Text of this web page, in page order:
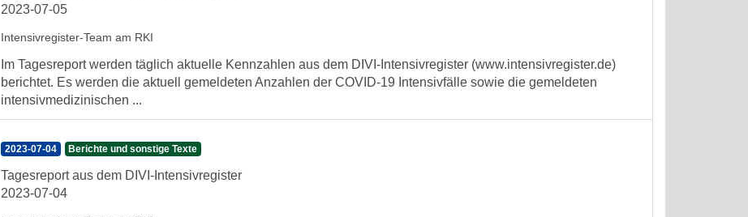
2023-07-05
Intensivregister-Team am RKI
Im Tagesreport werden täglich aktuelle Kennzahlen aus dem DIVI-Intensivregister (www.intensivregister.de)
berichtet. Es werden die aktuell gemeldeten Anzahlen der COVID-19 Intensivfälle sowie die gemeldeten
intensivmedizinischen ...
2023-07-04 Berichte und sonstige Texte
Tagesreport aus dem DIVI-Intensivregister
2023-07-04